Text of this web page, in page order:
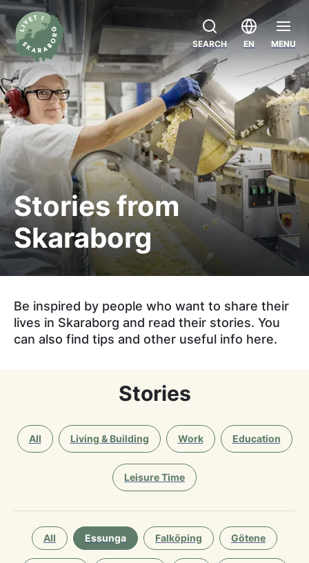
Be inspired by people who want to share their
lives in Skaraborg and read their stories. You
can also find tips and other useful info here.
Stories from
Skaraborg
SEARCH EN MENU
Stories
All Living & Building Work Education
Leisure Time
All Essunga Falköping Götene